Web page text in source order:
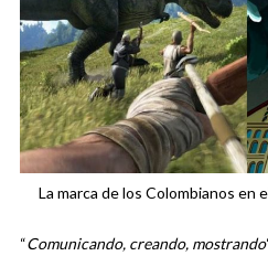
La marca de los Colombianos en
“Comunicando, creando, mostrando